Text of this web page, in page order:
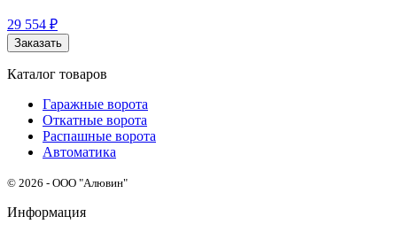
29 554 ₽
Заказать
Каталог товаров
Гаражные ворота
Откатные ворота
Распашные ворота
Автоматика
© 2026 - ООО "Алювин"
Информация